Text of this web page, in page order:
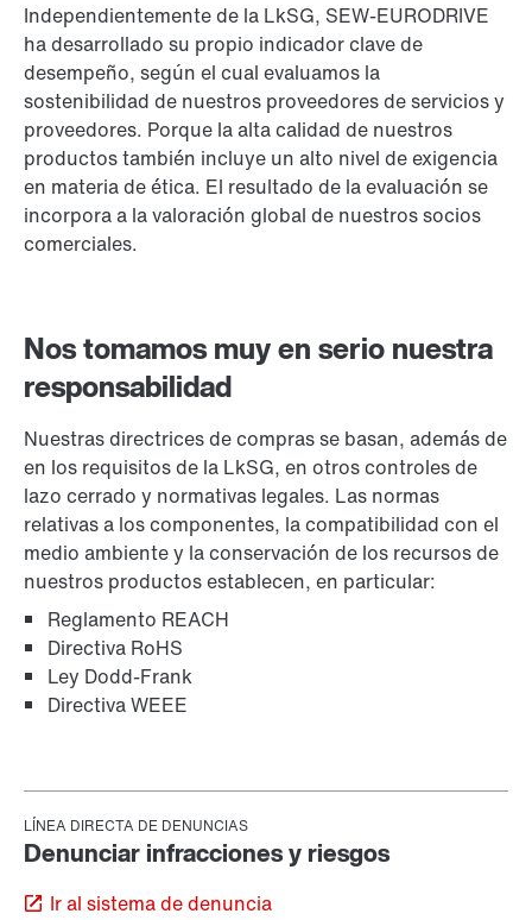
Independientemente de la LkSG, SEW-EURODRIVE
ha desarrollado su propio indicador clave de
desempeño, según el cual evaluamos la
sostenibilidad de nuestros proveedores de servicios y
proveedores. Porque la alta calidad de nuestros
productos también incluye un alto nivel de exigencia
en materia de ética. El resultado de la evaluación se
incorpora a la valoración global de nuestros socios
comerciales.
Nos tomamos muy en serio nuestra
responsabilidad
Nuestras directrices de compras se basan, además de
en los requisitos de la LkSG, en otros controles de
lazo cerrado y normativas legales. Las normas
relativas a los componentes, la compatibilidad con el
medio ambiente y la conservación de los recursos de
nuestros productos establecen, en particular:
Reglamento REACH
Directiva RoHS
Ley Dodd-Frank
Directiva WEEE
Ir al sistema de denuncia